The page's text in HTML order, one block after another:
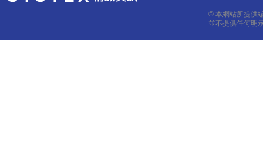
© 本網站所提供
並不提供任何明